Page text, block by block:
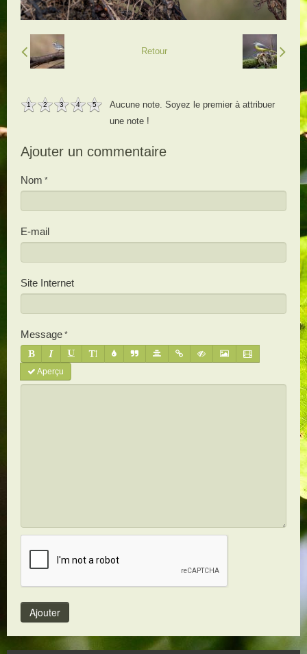
Retour
1 2 3 4 5
Aucune note. Soyez le premier à attribuer
une note !
Ajouter un commentaire
Nom
E-mail
Site Internet
Message
Aperçu